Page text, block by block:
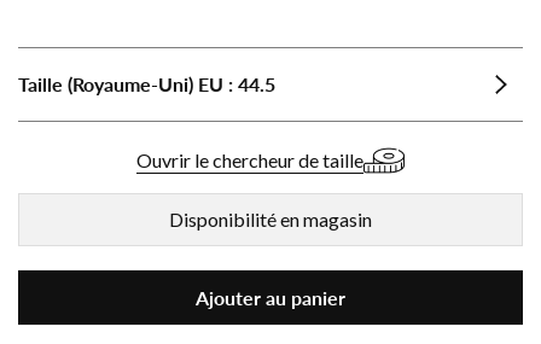
Full-
C
-
Full-
C
-
Taille (Royaume-Uni) EU : 44.5
Ouvrir le chercheur de taille
Disponibilité en magasin
Ajouter au panier